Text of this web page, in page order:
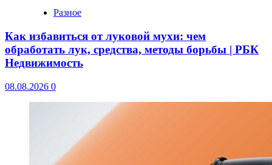
Разное
Как избавиться от луковой мухи: чем
обработать лук, средства, методы борьбы | РБК
Недвижимость
08.08.2026 0